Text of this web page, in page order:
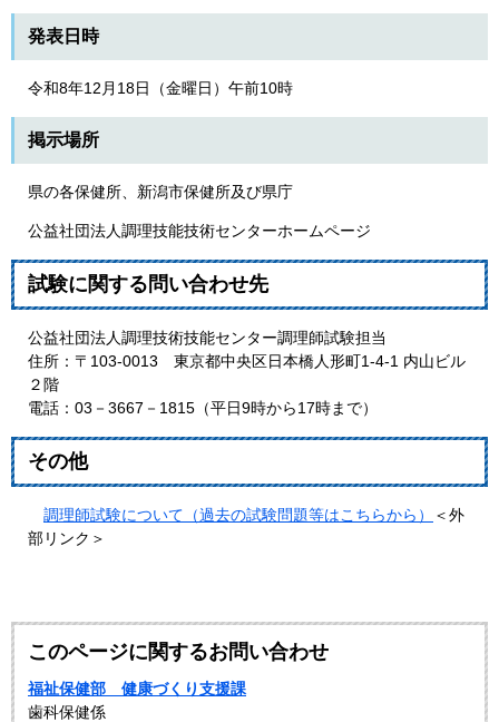
発表日時
令和8年12月18日（金曜日）午前10時
掲示場所
県の各保健所、新潟市保健所及び県庁
公益社団法人調理技能技術センターホームページ
試験に関する問い合わせ先
公益社団法人調理技術技能センター調理師試験担当
住所：〒103-0013 東京都中央区日本橋人形町1-4-1 内山ビル
２階
電話：03－3667－1815（平日9時から17時まで）
その他
調理師試験について（過去の試験問題等はこちらから）
＜外
部リンク＞
このページに関するお問い合わせ
福祉保健部 健康づくり支援課
歯科保健係